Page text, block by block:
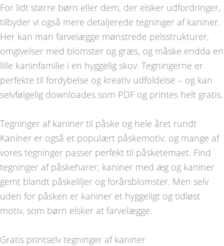
For lidt større børn eller dem, der elsker udfordringer,
tilbyder vi også mere detaljerede tegninger af kaniner.
Her kan man farvelægge mønstrede pelsstrukturer,
omgivelser med blomster og græs, og måske endda en
lille kaninfamilie i en hyggelig skov. Tegningerne er
perfekte til fordybelse og kreativ udfoldelse – og kan
selvfølgelig downloades som PDF og printes helt gratis.
Tegninger af kaniner til påske og hele året rundt
Kaniner er også et populært påskemotiv, og mange af
vores tegninger passer perfekt til påsketemaet. Find
tegninger af påskeharer, kaniner med æg og kaniner
gemt blandt påskeliljer og forårsblomster. Men selv
uden for påsken er kaniner et hyggeligt og tidløst
motiv, som børn elsker at farvelægge.
Gratis printselv tegninger af kaniner